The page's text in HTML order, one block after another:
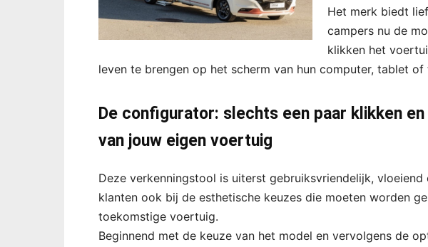
Het merk biedt
campers nu de
klikken het
leven te brengen op het scherm van hun computer, tablet of
De configurator: slechts een paar klikken
van jouw eigen voertuig
Deze verkenningstool is uiterst gebruiksvriendelijk,
klanten ook bij de esthetische keuzes die moeten worden
toekomstige voertuig.
Beginnend met de keuze van het model en vervolgens de